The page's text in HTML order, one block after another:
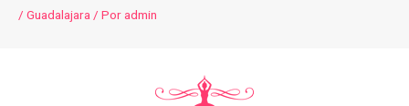
/ Guadalajara / Poradmin